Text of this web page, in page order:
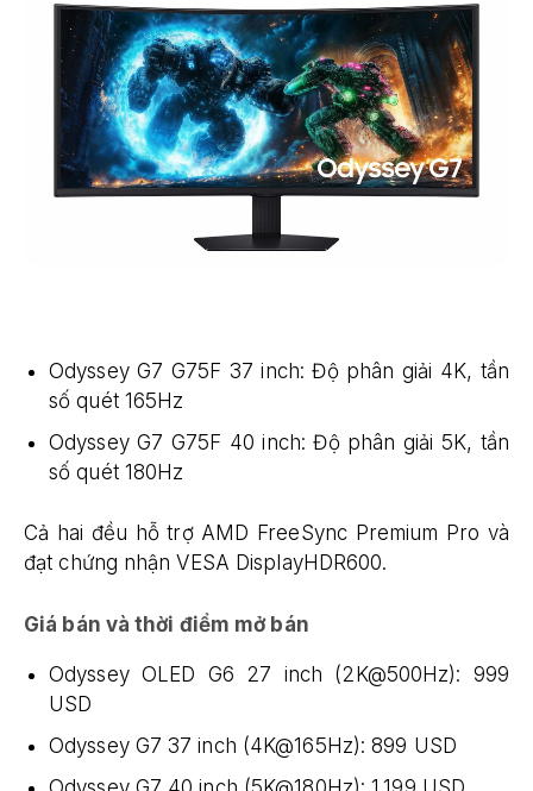
Odyssey G7 G75F 37 inch: Độ phân giải 4K, tần
số quét 165Hz
Odyssey G7 G75F 40 inch: Độ phân giải 5K, tần
số quét 180Hz
Cả hai đều hỗ trợ AMD FreeSync Premium Pro và
đạt chứng nhận VESA DisplayHDR600.
Giá bán và thời điểm mở bán
Odyssey OLED G6 27 inch (2K@500Hz): 999
USD
Odyssey G7 37 inch (4K@165Hz): 899 USD